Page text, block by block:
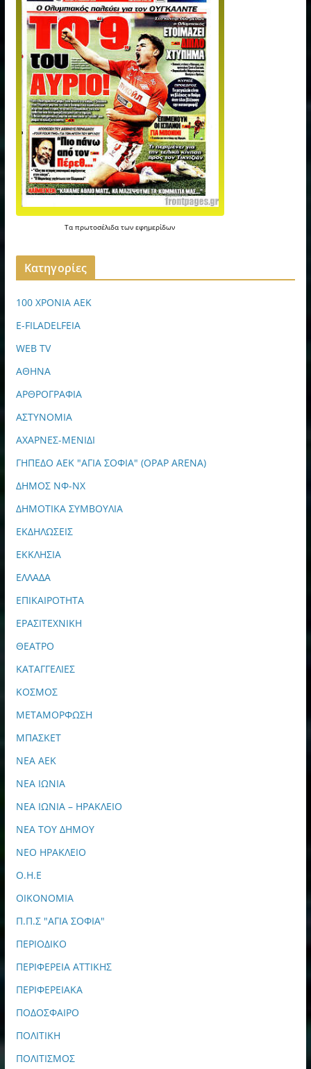
Ταπρωτοσέλιδατωνεφημερίδων
Kατηγορίες
100 ΧΡΟΝΙΑ ΑΕΚ
E-FILADELFEIA
WEB TV
ΑΘΗΝΑ
ΑΡΘΡΟΓΡΑΦΙΑ
ΑΣΤΥΝΟΜΙΑ
ΑΧΑΡΝΕΣ-ΜΕΝΙΔΙ
ΓΗΠΕΔΟ ΑΕΚ "ΑΓΙΑ ΣΟΦΙΑ" (OPAP ARENA)
ΔΗΜΟΣ ΝΦ-ΝΧ
ΔΗΜΟΤΙΚΑ ΣΥΜΒΟΥΛΙΑ
ΕΚΔΗΛΩΣΕΙΣ
ΕΚΚΛΗΣΙΑ
ΕΛΛΑΔΑ
ΕΠΙΚΑΙΡΟΤΗΤΑ
ΕΡΑΣΙΤΕΧΝΙΚΗ
ΘΕΑΤΡΟ
ΚΑΤΑΓΓΕΛΙΕΣ
ΚΟΣΜΟΣ
ΜΕΤΑΜΟΡΦΩΣΗ
ΜΠΑΣΚΕΤ
ΝΕΑ ΑΕΚ
ΝΕΑ ΙΩΝΙΑ
ΝΕΑ ΙΩΝΙΑ – ΗΡΑΚΛΕΙΟ
ΝΕΑ ΤΟΥ ΔΗΜΟΥ
ΝΕΟ ΗΡΑΚΛΕΙΟ
Ο.Η.Ε
ΟΙΚΟΝΟΜΙΑ
Π.Π.Σ "ΑΓΙΑ ΣΟΦΙΑ"
ΠΕΡΙΟΔΙΚΟ
ΠΕΡΙΦΕΡΕΙΑ ΑΤΤΙΚΗΣ
ΠΕΡΙΦΕΡΕΙΑΚΑ
ΠΟΔΟΣΦΑΙΡΟ
ΠΟΛΙΤΙΚΗ
ΠΟΛΙΤΙΣΜΟΣ